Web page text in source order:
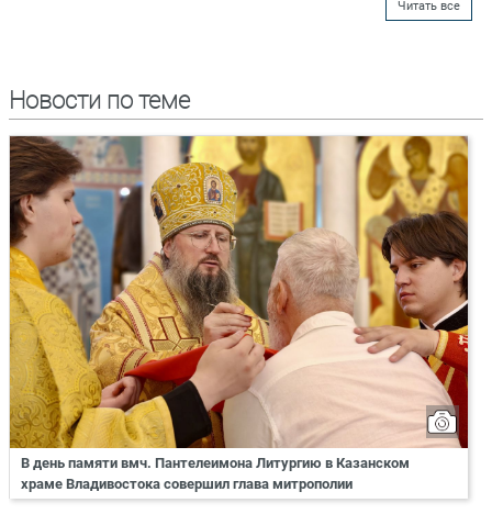
Читать все
Новости по теме
В день памяти вмч. Пантелеимона Литургию в Казанском
храме Владивостока совершил глава митрополии